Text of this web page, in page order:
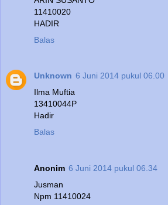
11410020
HADIR
Balas
Unknown 6 Juni 2014 pukul 06.00
Ilma Muftia
13410044P
Hadir
Balas
Anonim 6 Juni 2014 pukul 06.34
Jusman
Npm 11410024